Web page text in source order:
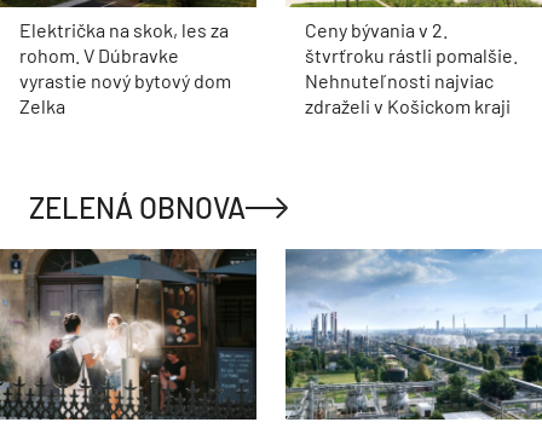
Električka na skok, les za
rohom. V Dúbravke
vyrastie nový bytový dom
Zelka
Ceny bývania v 2.
štvrťroku rástli pomalšie.
Nehnuteľnosti najviac
zdraželi v Košickom kraji
ZELENÁ OBNOVA